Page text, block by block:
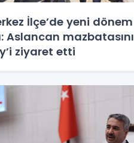
İlçe’de yeni dönem
Aslancan mazbatasını
ziyaret etti